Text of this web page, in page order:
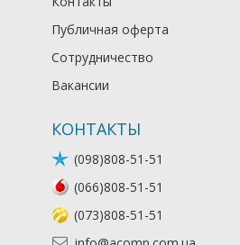
Публичная оферта
Сотрудничество
Вакансии
КОНТАКТЫ
(098)808-51-51
(066)808-51-51
(073)808-51-51